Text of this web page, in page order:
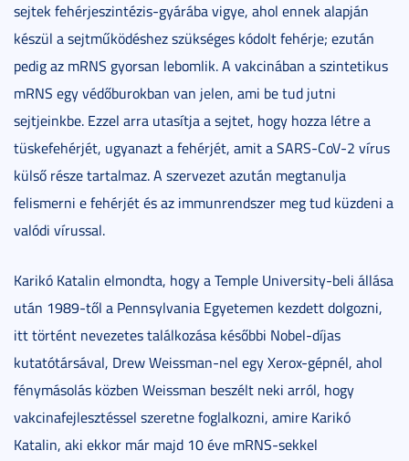
sejtek fehérjeszintézis-gyárába vigye, ahol ennek alapján
készül a sejtműködéshez szükséges kódolt fehérje; ezután
pedig az mRNS gyorsan lebomlik. A vakcinában a szintetikus
mRNS egy védőburokban van jelen, ami be tud jutni
sejtjeinkbe. Ezzel arra utasítja a sejtet, hogy hozza létre a
tüskefehérjét, ugyanazt a fehérjét, amit a SARS-CoV-2 vírus
külső része tartalmaz. A szervezet azután megtanulja
felismerni e fehérjét és az immunrendszer meg tud küzdeni a
valódi vírussal.
Karikó Katalin elmondta, hogy a Temple University-beli állása
után 1989-től a Pennsylvania Egyetemen kezdett dolgozni,
itt történt nevezetes találkozása későbbi Nobel-díjas
kutatótársával, Drew Weissman-nel egy Xerox-gépnél, ahol
fénymásolás közben Weissman beszélt neki arról, hogy
vakcinafejlesztéssel szeretne foglalkozni, amire Karikó
Katalin, aki ekkor már majd 10 éve mRNS-sekkel